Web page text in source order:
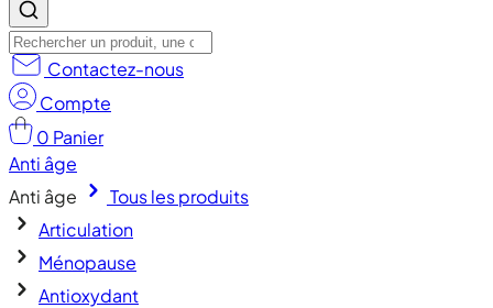
Contactez-nous
Compte
0 Panier
Anti âge
Anti âge
Tous les produits
Articulation
Ménopause
Antioxydant